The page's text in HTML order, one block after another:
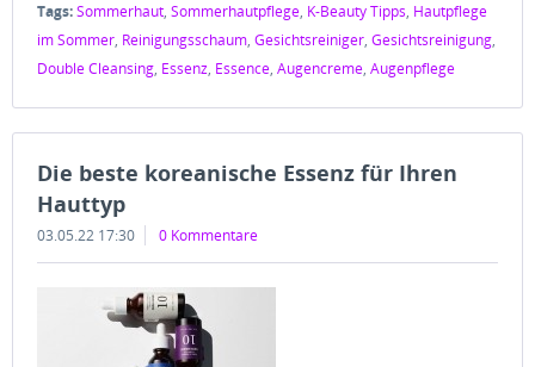
Tags:Sommerhaut, Sommerhautpflege, K-Beauty Tipps, Hautpflege
im Sommer, Reinigungsschaum, Gesichtsreiniger, Gesichtsreinigung,
Double Cleansing, Essenz, Essence, Augencreme, Augenpflege
Die beste koreanische Essenz für Ihren
Hauttyp
03.05.22 17:30 0 Kommentare